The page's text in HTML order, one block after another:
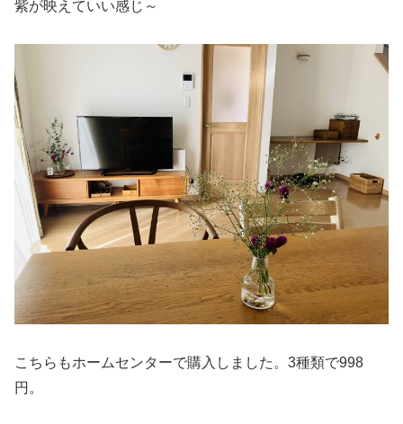
紫が映えていい感じ～
こちらもホームセンターで購入しました。3種類で998
円。